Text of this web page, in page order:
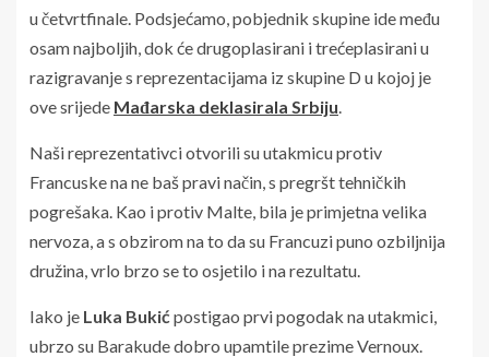
u četvrtfinale. Podsjećamo, pobjednik skupine ide među
osam najboljih, dok će drugoplasirani i trećeplasirani u
razigravanje s reprezentacijama iz skupine D u kojoj je
ove srijede Mađarska deklasirala Srbiju
Naši reprezentativci otvorili su utakmicu protiv
Francuske na ne baš pravi način, s pregršt tehničkih
pogrešaka. Kao i protiv Malte, bila je primjetna velika
nervoza, a s obzirom na to da su Francuzi puno ozbiljnija
družina, vrlo brzo se to osjetilo i na rezultatu.
Iako je Luka Bukić postigao prvi pogodak na utakmici,
ubrzo su Barakude dobro upamtile prezime Vernoux.